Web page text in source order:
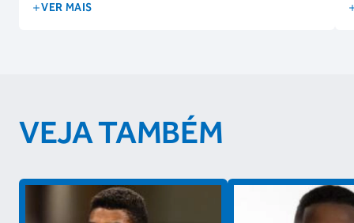
VER MAIS
VEJA TAMBÉM